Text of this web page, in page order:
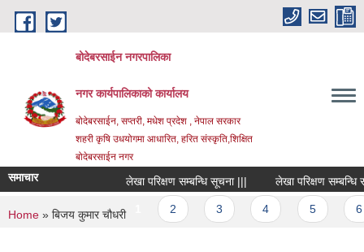
Skip to main content
बोदेबरसाईन नगरपालिका
नगर कार्यपालिकाको कार्यालय
बोदेबरसाईन, सप्तरी, मधेश प्रदेश , नेपाल सरकार
शहरी कृषि उधयोगमा आधारित, हरित संस्कृति,शिक्षित
बोदेबरसाईन नगर
समाचार लेखा परिक्षण सम्बन्धि सूचना ||| लेखा परिक्षण सम्बन्धि
Pages
1
You are here
Home » बिजय कुमार चौधरी